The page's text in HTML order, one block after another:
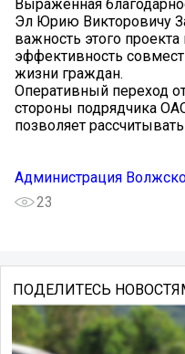
Выраженная
Эл Юрию Викторовичу
важность этого
эффективность
жизни граждан.
Оперативный переход
стороны подрядчика
позволяет
Администрация
23
ПОДЕЛИТЕСЬ